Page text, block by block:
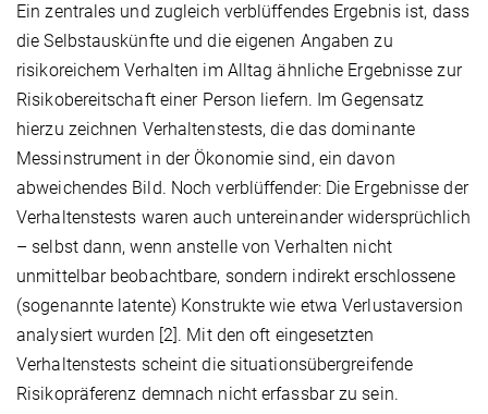
Ein zentrales und zugleich verblüffendes Ergebnis ist, dass
die Selbstauskünfte und die eigenen Angaben zu
risikoreichem Verhalten im Alltag ähnliche Ergebnisse zur
Risikobereitschaft einer Person liefern. Im Gegensatz
hierzu zeichnen Verhaltenstests, die das dominante
Messinstrument in der Ökonomie sind, ein davon
abweichendes Bild. Noch verblüffender: Die Ergebnisse der
Verhaltenstests waren auch untereinander widersprüchlich
– selbst dann, wenn anstelle von Verhalten nicht
unmittelbar beobachtbare, sondern indirekt erschlossene
(sogenannte latente) Konstrukte wie etwa Verlustaversion
analysiert wurden [2]. Mit den oft eingesetzten
Verhaltenstests scheint die situationsübergreifende
Risikopräferenz demnach nicht erfassbar zu sein.